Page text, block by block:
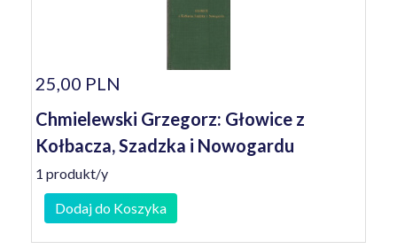
25,00 PLN
Chmielewski Grzegorz: Głowice z
Kołbacza, Szadzka i Nowogardu
1 produkt/y
Dodaj do Koszyka